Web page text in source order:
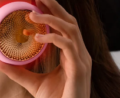
Mina enheter
Mina beställningar
Mina adresser
prenumerationer
Português
Русский
繁體中文